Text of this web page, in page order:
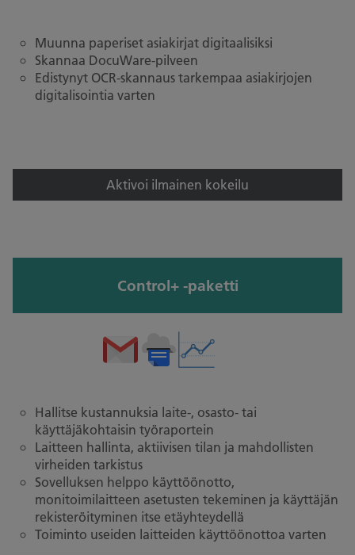
Muunna paperiset asiakirjat digitaalisiksi
Skannaa DocuWare-pilveen
Edistynyt OCR-skannaus tarkempaa asiakirjojen
digitalisointia varten
Aktivoi ilmainen kokeilu
Control+ -paketti
Hallitse kustannuksia laite-, osasto- tai
käyttäjäkohtaisin työraportein
Laitteen hallinta, aktiivisen tilan ja mahdollisten
virheiden tarkistus
Sovelluksen helppo käyttöönotto,
monitoimilaitteen asetusten tekeminen ja käyttäjän
rekisteröityminen itse etäyhteydellä
Toiminto useiden laitteiden käyttöönottoa varten